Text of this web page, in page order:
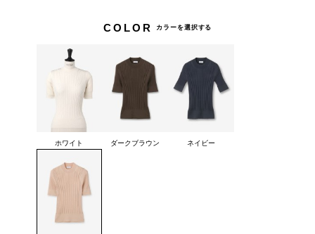
COLOR カラーを選択する
ホワイト ダークブラウン ネイビー